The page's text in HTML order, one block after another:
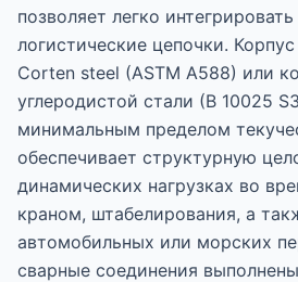
позволяет легко
логистические цепочки.
Corten steel (ASTM A588) или
углеродистой стали (В 10025
минимальным пределом
обеспечивает структурную
динамических нагрузках во
краном, штабелирования, а
автомобильных или морских
сварные соединения